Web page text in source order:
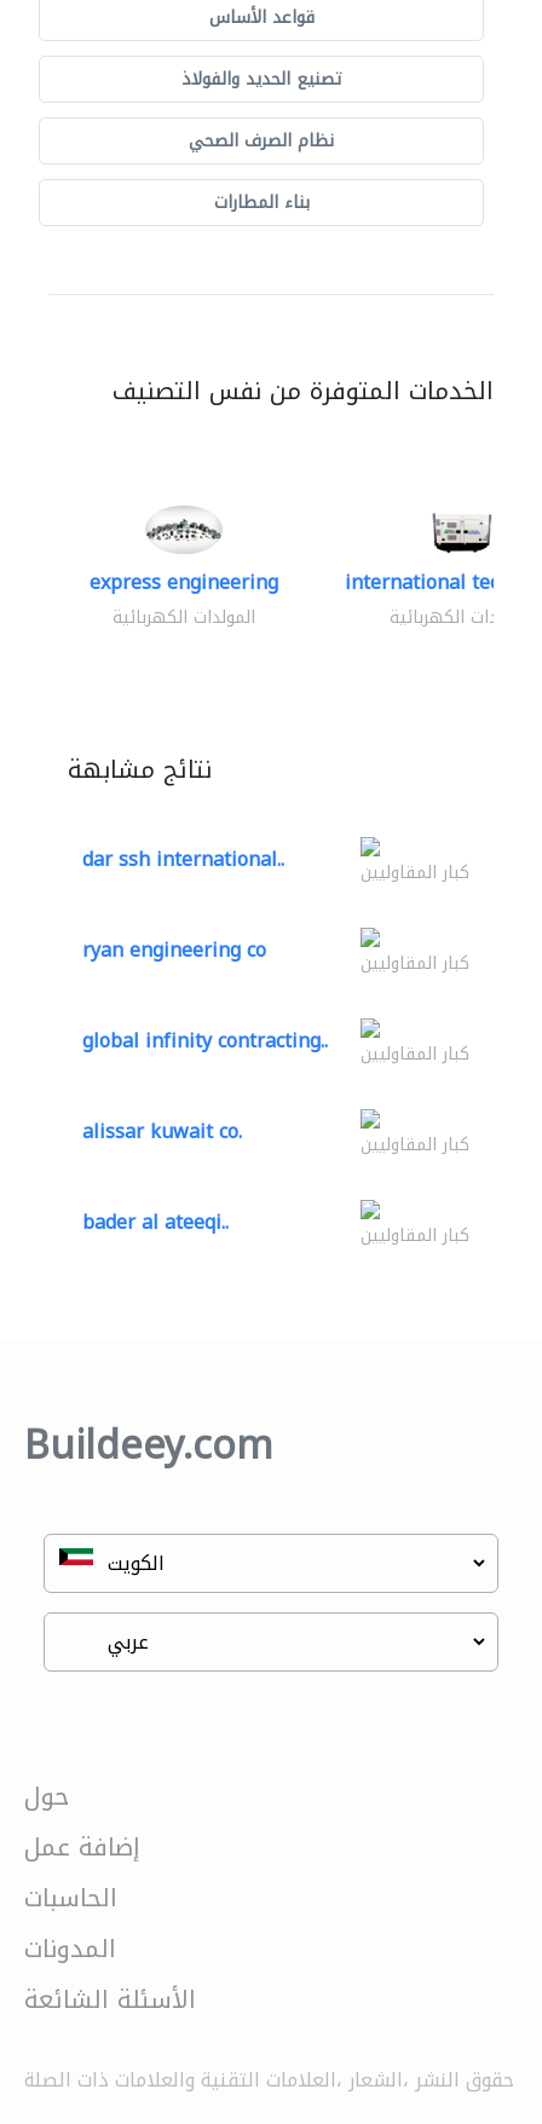
قواعد الأساس
تصنيع الحديد والفولاذ
نظام الصرف الصحي
بناء المطارات
الخدمات المتوفرة من نفس التصنيف
express engineering
المولدات الكهربائية
international
المولدات الكهربائية
نتائج مشابهة
dar ssh international.. كبار المقاوليين
ryan engineering co كبار المقاوليين
global infinity contracting.. كبار المقاوليين
alissar kuwait co. كبار المقاوليين
bader al ateeqi.. كبار المقاوليين
Buildeey.com
حول
إضافة عمل
الحاسبات
المدونات
الأسئلة الشائعة
حقوق النشر ،الشعار ،العلامات التقنية والعلامات ذات الصلة